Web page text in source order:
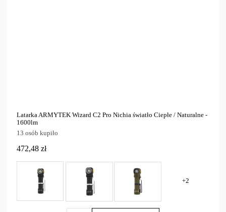
Latarka ARMYTEK Wizard C2 Pro Nichia światło Ciepłe / Naturalne -
1600lm
13 osób kupiło
472,48 zł
+2